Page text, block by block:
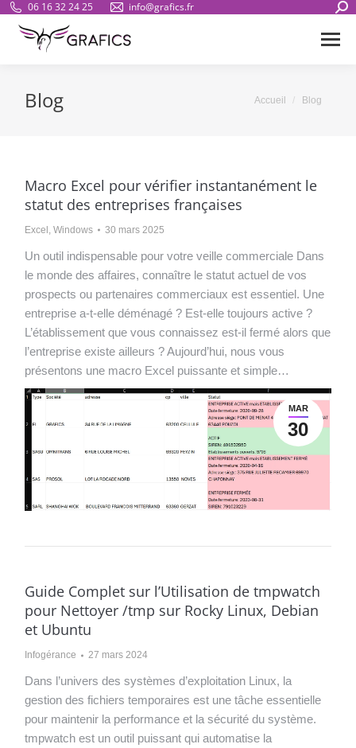
06 16 32 24 25 info@grafics.fr
Blog Vous êtes ici :
Accueil Blog
Macro Excel pour vérifier instantanément le
statut des entreprises françaises
Excel ,Windows 30 mars 2025
Un outil indispensable pour votre veille commerciale Dans
le monde des affaires, connaître le statut actuel de vos
prospects ou partenaires commerciaux est essentiel. Une
entreprise a-t-elle déménagé ? Est-elle toujours active ?
L’établissement que vous connaissez est-il fermé alors que
l’entreprise existe ailleurs ? Aujourd’hui, nous vous
présentons une macro Excel puissante et simple…
MAR
30
Guide Complet sur l’Utilisation de tmpwatch
pour Nettoyer /tmp sur Rocky Linux, Debian
et Ubuntu
Infogérance 27 mars 2024
Dans l’univers des systèmes d’exploitation Linux, la
gestion des fichiers temporaires est une tâche essentielle
pour maintenir la performance et la sécurité du système.
tmpwatch est un outil puissant qui automatise la